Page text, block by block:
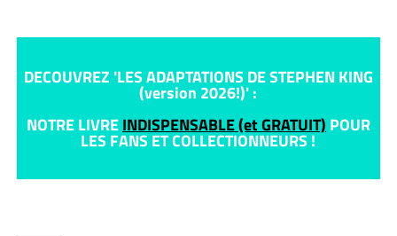
DECOUVREZ 'LES ADAPTATIONS DE STEPHEN KING
(version 2026!)' :
NOTRE LIVREINDISPENSABLE (et GRATUIT) POUR
LES FANS ET COLLECTIONNEURS !